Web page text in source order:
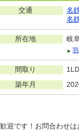
交通 名
名
所在地 岐
間取り
築年月
迎です！お問合わせ